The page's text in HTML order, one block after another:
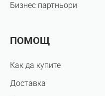
Бизнес партньори
ПОМОЩ
Как да купите
Доставка